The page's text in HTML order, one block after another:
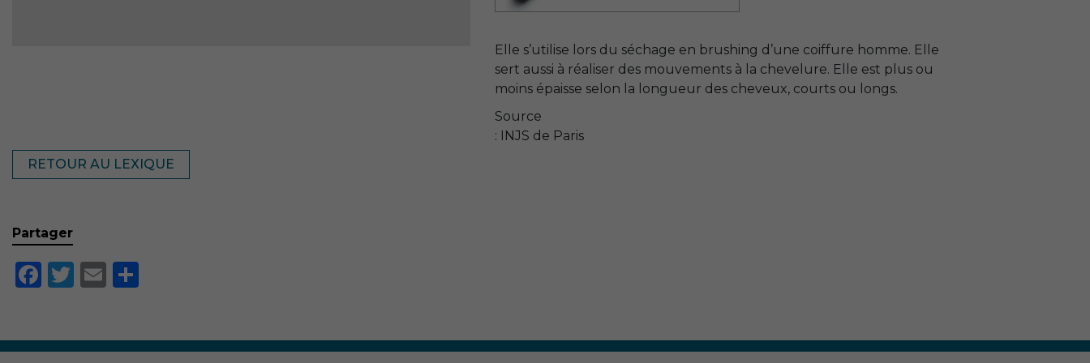
Elle s’utilise lors du séchage en brushing d’une coiffure homme. Elle
sert aussi à réaliser des mouvements à la chevelure. Elle est plus ou
moins épaisse selon la longueur des cheveux, courts ou longs.
Source
: INJS de Paris
RETOUR AU LEXIQUE
Partager
Facebook
Twitter
Email